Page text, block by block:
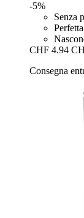
-5%
Senza
CHF 4.94
Consegna